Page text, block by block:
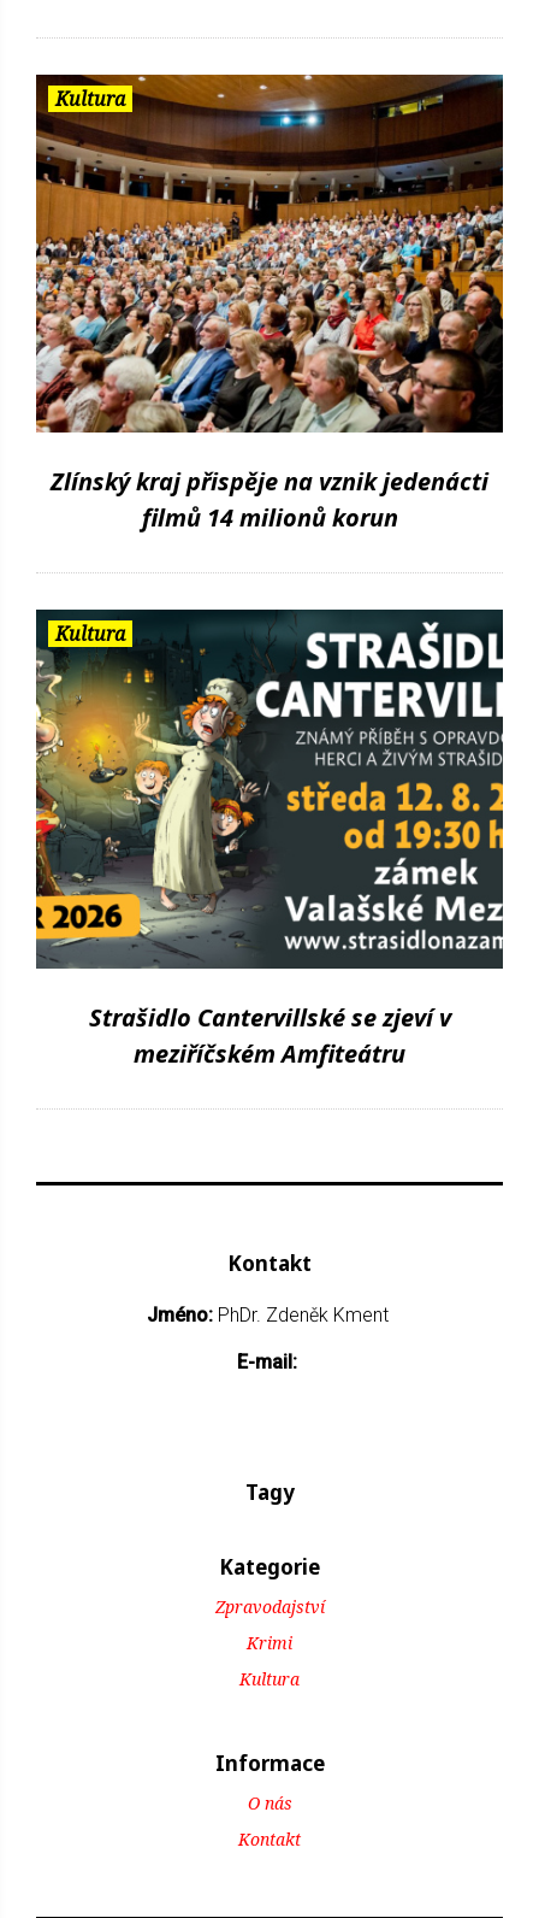
Kultura
Zlínský kraj přispěje na vznik jedenácti
filmů 14 milionů korun
Kultura
Strašidlo Cantervillské se zjeví v
meziříčském Amfiteátru
Kontakt
Jméno: PhDr. Zdeněk Kment
E-mail:
Tagy
Kategorie
Zpravodajství
Krimi
Kultura
Informace
O nás
Kontakt